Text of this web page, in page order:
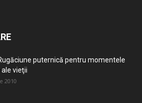
puternică pentru momentele
vieţii
2010